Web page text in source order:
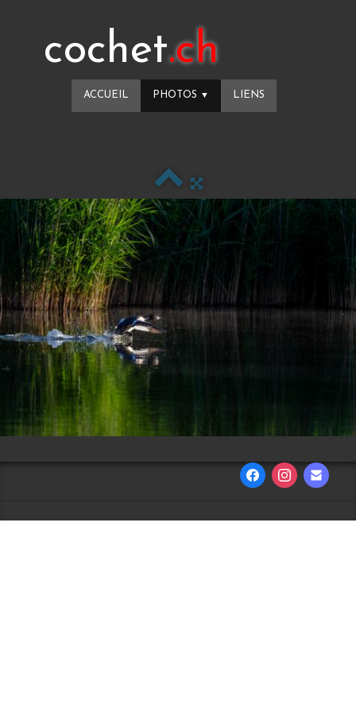
cochet.ch
ACCUEIL PHOTOS ▼ LIENS